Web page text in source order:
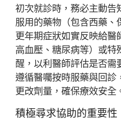
初次就診時，務必主動告
服用的藥物（包含西藥
更年期症狀如實反映給醫
高血壓、糖尿病等）或特
醒，以利醫師評估是否
遵循醫囑按時服藥與回診
更改劑量，確保療效安全
積極尋求協助的重要性